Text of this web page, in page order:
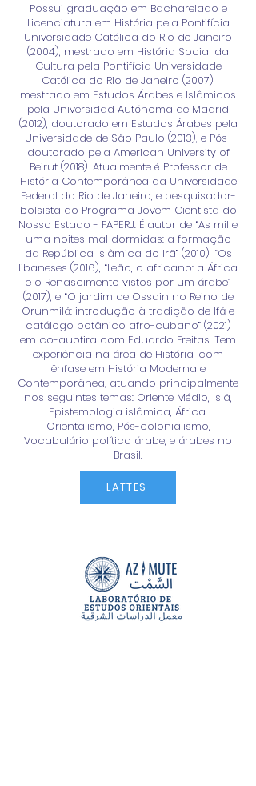
Possui graduação em Bacharelado e
Licenciatura em História pela Pontifícia
Universidade Católica do Rio de Janeiro
(2004), mestrado em História Social da
Cultura pela Pontifícia Universidade
Católica do Rio de Janeiro (2007),
mestrado em Estudos Árabes e Islâmicos
pela Universidad Autónoma de Madrid
(2012), doutorado em Estudos Árabes pela
Universidade de São Paulo (2013), e Pós-
doutorado pela American University of
Beirut (2018). Atualmente é Professor de
História Contemporânea da Universidade
Federal do Rio de Janeiro, e pesquisador-
bolsista do Programa Jovem Cientista do
Nosso Estado - FAPERJ. É autor de “As mil e
uma noites mal dormidas: a formação
da República Islâmica do Irã” (2010), “Os
libaneses (2016), “Leão, o africano: a África
e o Renascimento vistos por um árabe”
(2017), e “O jardim de Ossain no Reino de
Orunmilá: introdução à tradição de Ifá e
catálogo botânico afro-cubano” (2021)
em co-auotira com Eduardo Freitas. Tem
experiência na área de História, com
ênfase em História Moderna e
Contemporânea, atuando principalmente
nos seguintes temas: Oriente Médio, Islã,
Epistemologia islâmica, África,
Orientalismo, Pós-colonialismo,
Vocabulário político árabe, e árabes no
Brasil.
LATTES